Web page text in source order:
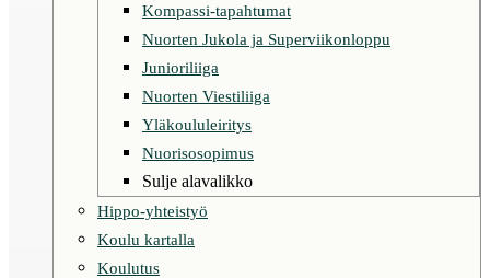
Kompassi-tapahtumat
Nuorten Jukola ja Superviikonloppu
Junioriliiga
Nuorten Viestiliiga
Yläkoululeiritys
Nuorisosopimus
Sulje alavalikko
Hippo-yhteistyö
Koulu kartalla
Koulutus